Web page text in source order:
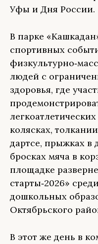
Уфы и Дня России.
В парке
спортивных
людей с
здоровья, где
колясках,
дартсе, прыжках в
бросках мяча в
площадке
старты‑2026»
дошкольных
Октябрьского
В этот же день в